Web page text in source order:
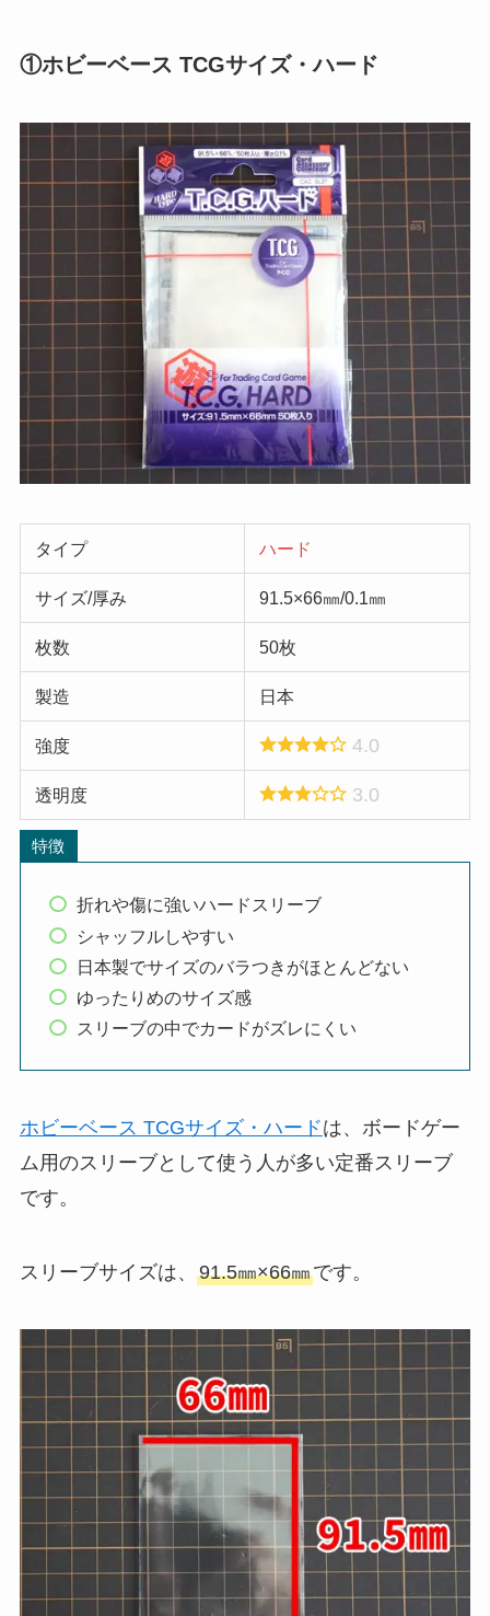
①ホビーベース TCGサイズ・ハード
タイプ ハード
サイズ/厚み 91.5×66㎜/0.1㎜
枚数 50枚
製造 日本
強度 4.0
透明度 3.0
特徴
折れや傷に強いハードスリーブ
シャッフルしやすい
日本製でサイズのバラつきがほとんどない
ゆったりめのサイズ感
スリーブの中でカードがズレにくい
ホビーベース TCGサイズ・ハードは、ボードゲー
ム用のスリーブとして使う人が多い定番スリーブ
です。
スリーブサイズは、 91.5㎜×66㎜です。